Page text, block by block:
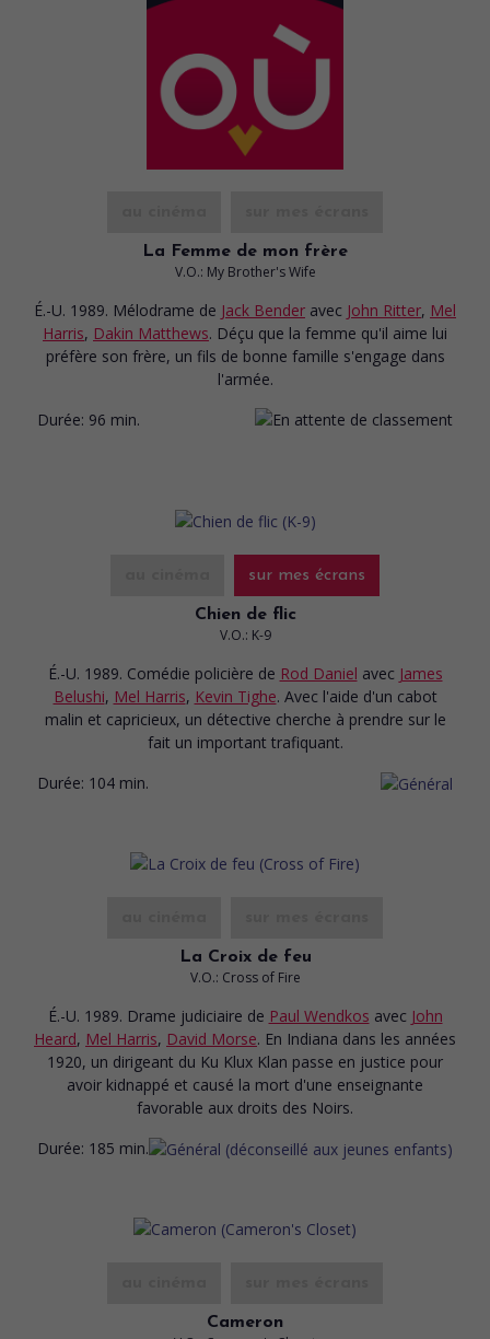
La Femme de mon frère
V.O.: My Brother's Wife
É.-U. 1989. Mélodrame de Jack Bender avec John Ritter, Mel
Harris, Dakin Matthews. Déçu que la femme qu'il aime lui
préfère son frère, un fils de bonne famille s'engage dans
l'armée.
Durée: 96 min.
sur mes écrans
Chien de flic
V.O.: K-9
É.-U. 1989. Comédie policière de Rod Daniel avec James
Belushi, Mel Harris, Kevin Tighe. Avec l'aide d'un cabot
malin et capricieux, un détective cherche à prendre sur le
fait un important trafiquant.
Durée: 104 min.
La Croix de feu
V.O.: Cross of Fire
É.-U. 1989. Drame judiciaire de Paul Wendkos avec John
Heard, Mel Harris, David Morse. En Indiana dans les années
1920, un dirigeant du Ku Klux Klan passe en justice pour
avoir kidnappé et causé la mort d'une enseignante
favorable aux droits des Noirs.
Durée: 185 min.
Cameron